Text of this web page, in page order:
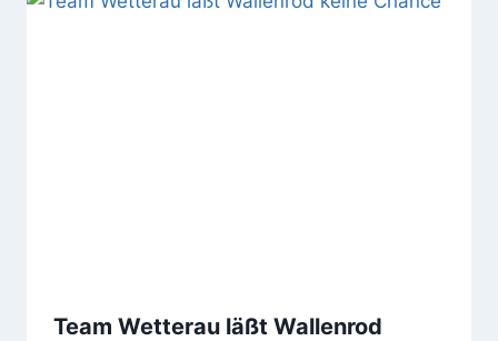
Team Wetterau läßt Wallenrod